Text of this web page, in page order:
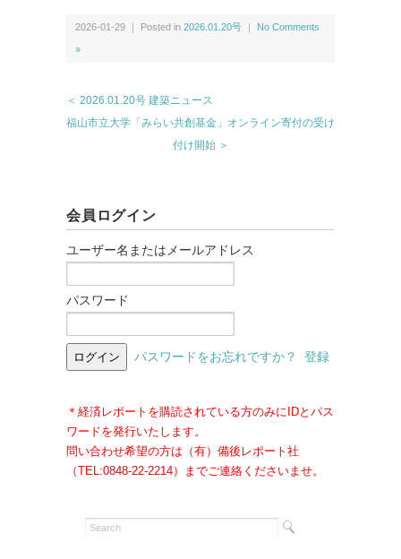
2026-01-29 ｜ Posted in 2026.01.20号 No Comments
»
＜ 2026.01.20号 建築ニュース
福山市立大学「みらい共創基金」オンライン寄付の受け
付け開始 ＞
会員ログイン
ユーザー名またはメールアドレス
パスワード
パスワードをお忘れですか？ 登録
＊経済レポートを購読されている方のみにIDとパス
ワードを発行いたします。
問い合わせ希望の方は（有）備後レポート社
（TEL:0848-22-2214）までご連絡くださいませ。